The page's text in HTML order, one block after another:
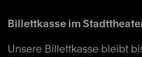
Billettkasse im
Unsere Billettkasse bleibt